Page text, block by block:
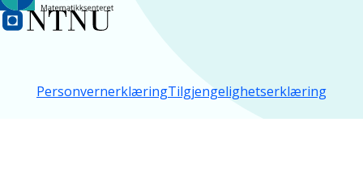
PersonvernerklæringTilgjengelighetserklæring